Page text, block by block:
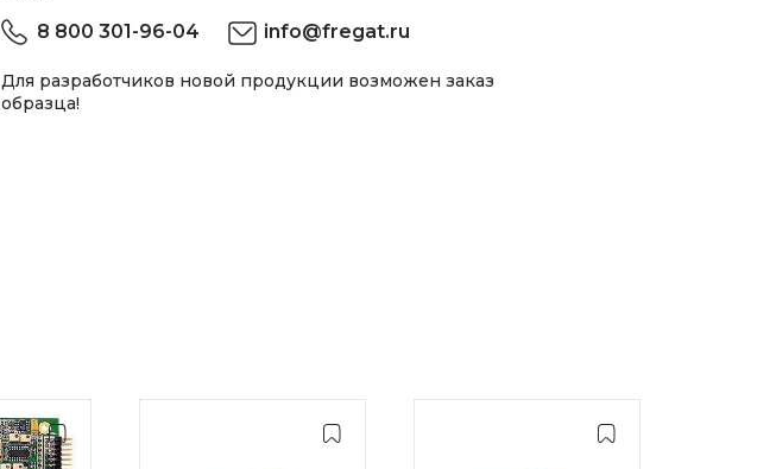
8 800 301-96-04 info@fregat.ru
Для разработчиков новой продукции возможен заказ
образца!